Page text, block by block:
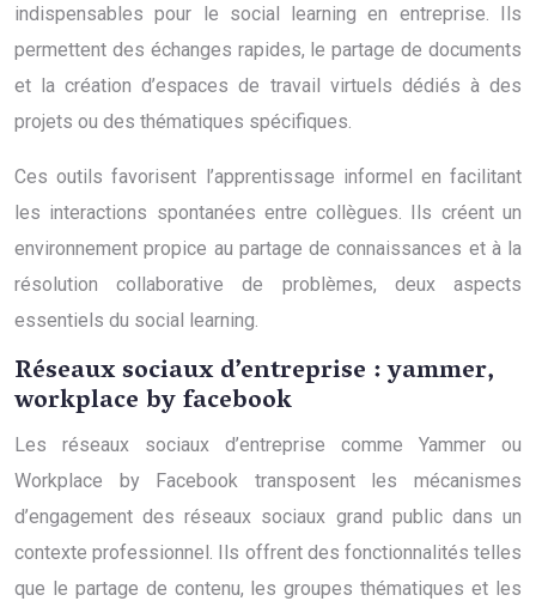
indispensables pour le social learning en entreprise. Ils
permettent des échanges rapides, le partage de documents
et la création d’espaces de travail virtuels dédiés à des
projets ou des thématiques spécifiques.
Ces outils favorisent l’apprentissage informel en facilitant
les interactions spontanées entre collègues. Ils créent un
environnement propice au partage de connaissances et à la
résolution collaborative de problèmes, deux aspects
essentiels du social learning.
Réseaux sociaux d’entreprise : yammer,
workplace by facebook
Les réseaux sociaux d’entreprise comme Yammer ou
Workplace by Facebook transposent les mécanismes
d’engagement des réseaux sociaux grand public dans un
contexte professionnel. Ils offrent des fonctionnalités telles
que le partage de contenu, les groupes thématiques et les